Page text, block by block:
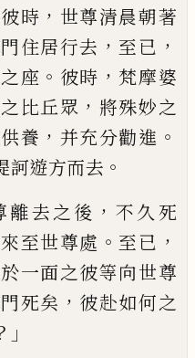
彼時 ， 世尊清晨朝著
住居行去 ， 至已 ，
座 。 彼時 ， 梵摩婆
比丘眾 ， 將殊妙之
養 ， 并充分勸進 。
訶遊方而去 。
離去之後 ，不久死
至世尊處 。 至已 ，
一面之彼等向世尊
死矣 ， 彼赴如何之
」